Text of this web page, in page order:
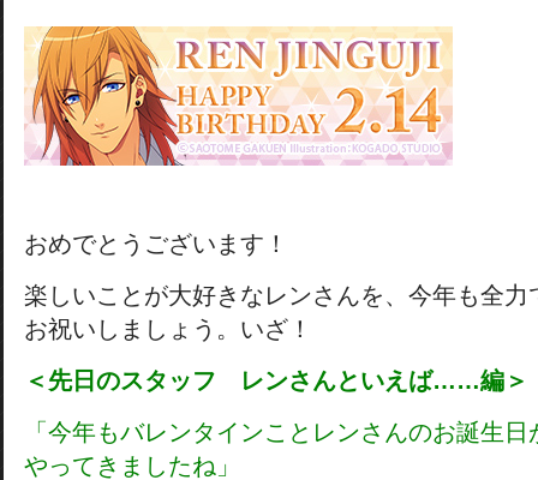
おめでとうございます！
楽しいことが大好きなレンさんを、今年も全力
お祝いしましょう。いざ！
＜先日のスタッフ レンさんといえば……編＞
「今年もバレンタインことレンさんのお誕生日
やってきましたね」